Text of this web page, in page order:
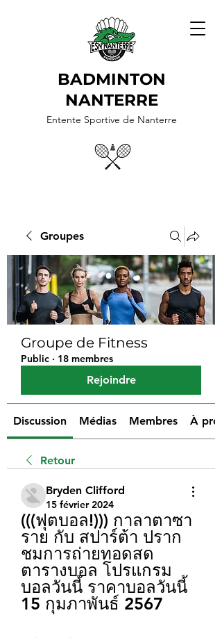
BADMINTON
NANTERRE
Entente Sportive de Nanterre
Groupes
Groupe de Fitness
Public · 18 membres
Rejoindre
Discussion Médias Membres À
Retour
Bryden Clifford
15 février 2024
(((ฟุตบอล!))) กาลาตาซา
ราย กับ สปาร์ต้า ปราก
ชมการถ่ายทอดสด
ตารางบอล โปรแกรม
บอลวันนี้ ราคาบอลวันนี้
15 กุมภาพันธ์ 2567